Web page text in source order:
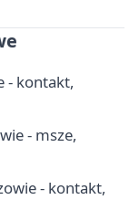
- kontakt,
- msze,
- kontakt,